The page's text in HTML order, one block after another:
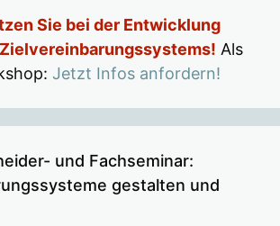
Sie bei der Entwicklung
Als
Jetzt Infos anfordern!
und Fachseminar:
gestalten und